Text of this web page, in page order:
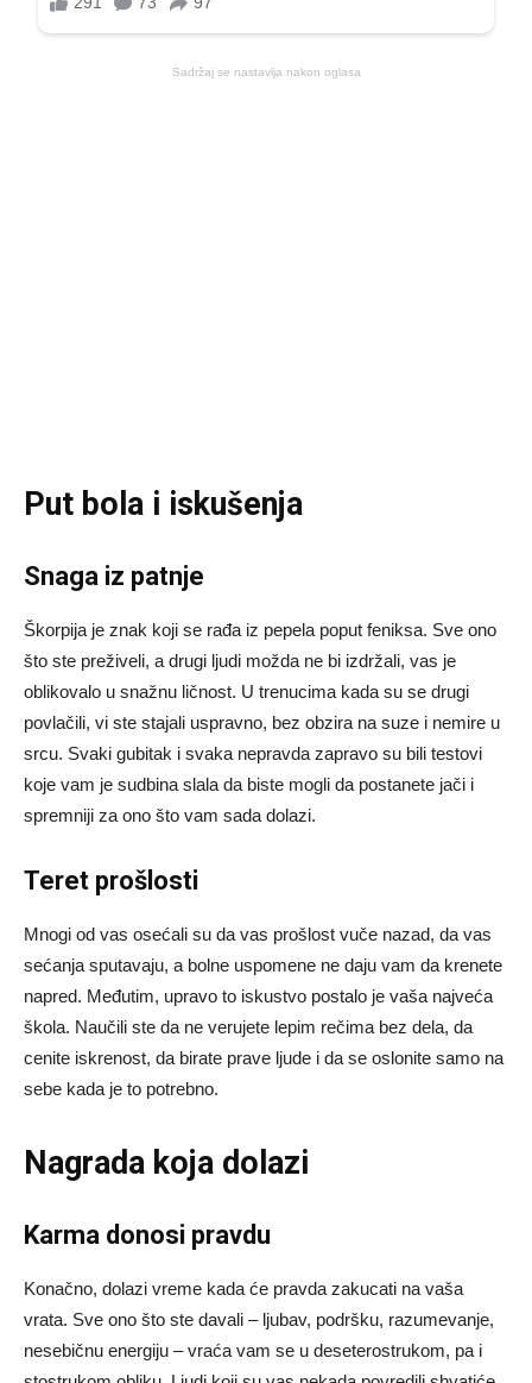
Sadržaj se nastavlja nakon oglasa
Put bola i iskušenja
Snaga iz patnje
Škorpija je znak koji se rađa iz pepela poput feniksa. Sve ono
što ste preživeli, a drugi ljudi možda ne bi izdržali, vas je
oblikovalo u snažnu ličnost. U trenucima kada su se drugi
povlačili, vi ste stajali uspravno, bez obzira na suze i nemire u
srcu. Svaki gubitak i svaka nepravda zapravo su bili testovi
koje vam je sudbina slala da biste mogli da postanete jači i
spremniji za ono što vam sada dolazi.
Teret prošlosti
Mnogi od vas osećali su da vas prošlost vuče nazad, da vas
sećanja sputavaju, a bolne uspomene ne daju vam da krenete
napred. Međutim, upravo to iskustvo postalo je vaša najveća
škola. Naučili ste da ne verujete lepim rečima bez dela, da
cenite iskrenost, da birate prave ljude i da se oslonite samo na
sebe kada je to potrebno.
Nagrada koja dolazi
Karma donosi pravdu
Konačno, dolazi vreme kada će pravda zakucati na vaša
vrata. Sve ono što ste davali – ljubav, podršku, razumevanje,
nesebičnu energiju – vraća vam se u deseterostrukom, pa i